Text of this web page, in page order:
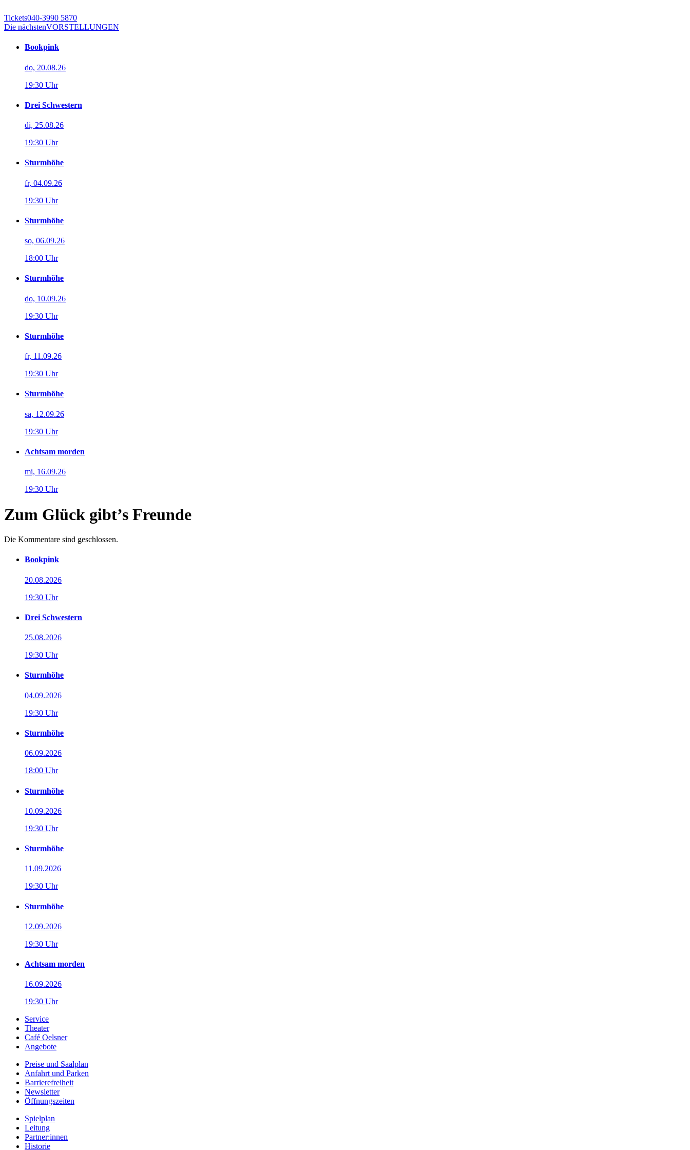
Tickets040-3990 5870
Die nächstenVORSTELLUNGEN
Bookpink
do, 20.08.26
19:30 Uhr
Drei Schwestern
di, 25.08.26
19:30 Uhr
Sturmhöhe
fr, 04.09.26
19:30 Uhr
Sturmhöhe
so, 06.09.26
18:00 Uhr
Sturmhöhe
do, 10.09.26
19:30 Uhr
Sturmhöhe
fr, 11.09.26
19:30 Uhr
Sturmhöhe
sa, 12.09.26
19:30 Uhr
Achtsam morden
mi, 16.09.26
19:30 Uhr
Zum Glück gibt’s Freunde
Die Kommentare sind geschlossen.
Bookpink
20.08.2026
19:30 Uhr
Drei Schwestern
25.08.2026
19:30 Uhr
Sturmhöhe
04.09.2026
19:30 Uhr
Sturmhöhe
06.09.2026
18:00 Uhr
Sturmhöhe
10.09.2026
19:30 Uhr
Sturmhöhe
11.09.2026
19:30 Uhr
Sturmhöhe
12.09.2026
19:30 Uhr
Achtsam morden
16.09.2026
19:30 Uhr
Service
Theater
Café Oelsner
Angebote
Preise und Saalplan
Anfahrt und Parken
Barrierefreiheit
Newsletter
Öffnungszeiten
Spielplan
Leitung
Partner:innen
Historie